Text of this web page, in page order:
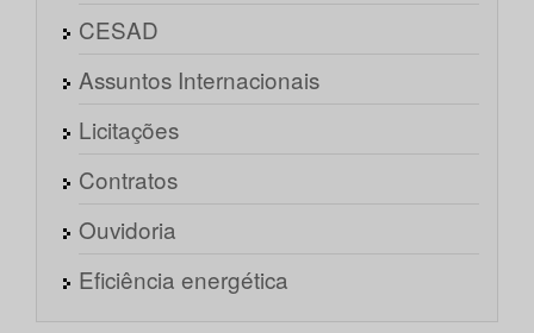
CESAD
Assuntos Internacionais
Licitações
Contratos
Ouvidoria
Eficiência energética